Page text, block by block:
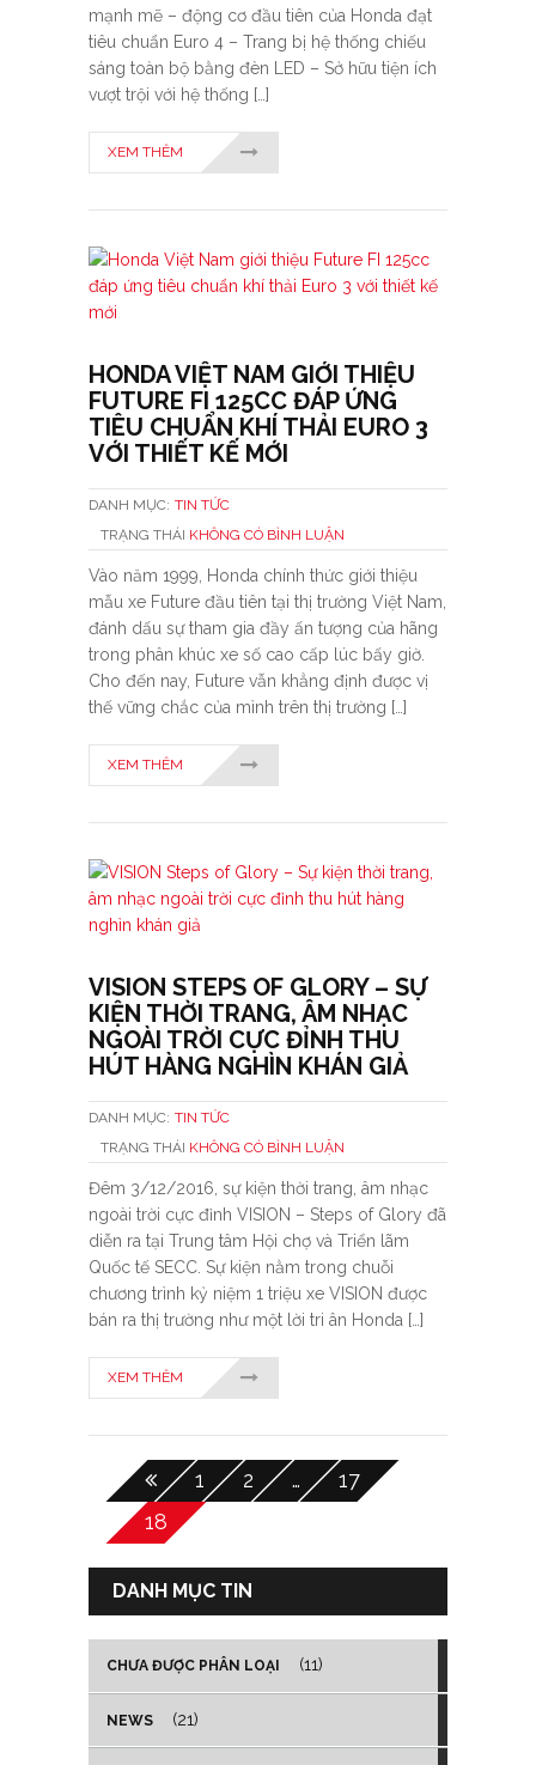
mạnh mẽ – động cơ đầu tiên của Honda đạt
tiêu chuẩn Euro 4 – Trang bị hệ thống chiếu
sáng toàn bộ bằng đèn LED – Sở hữu tiện ích
vượt trội với hệ thống […]
XEM THÊM
HONDA VIỆT NAM GIỚI THIỆU
FUTURE FI 125CC ĐÁP ỨNG
TIÊU CHUẨN KHÍ THẢI EURO 3
VỚI THIẾT KẾ MỚI
DANH MỤC: TIN TỨC
TRẠNG THÁI KHÔNG CÓ BÌNH LUẬN
Vào năm 1999, Honda chính thức giới thiệu
mẫu xe Future đầu tiên tại thị trường Việt Nam,
đánh dấu sự tham gia đầy ấn tượng của hãng
trong phân khúc xe số cao cấp lúc bấy giờ.
Cho đến nay, Future vẫn khẳng định được vị
thế vững chắc của mình trên thị trường […]
XEM THÊM
VISION STEPS OF GLORY – SỰ
KIỆN THỜI TRANG, ÂM NHẠC
NGOÀI TRỜI CỰC ĐỈNH THU
HÚT HÀNG NGHÌN KHÁN GIẢ
DANH MỤC: TIN TỨC
TRẠNG THÁI KHÔNG CÓ BÌNH LUẬN
Đêm 3/12/2016, sự kiện thời trang, âm nhạc
ngoài trời cực đỉnh VISION – Steps of Glory đã
diễn ra tại Trung tâm Hội chợ và Triển lãm
Quốc tế SECC. Sự kiện nằm trong chuỗi
chương trình kỷ niệm 1 triệu xe VISION được
bán ra thị trường như một lời tri ân Honda […]
XEM THÊM
1 2 …
17
18
DANH MỤC TIN
CHƯA ĐƯỢC PHÂN LOẠI (11)
NEWS (21)